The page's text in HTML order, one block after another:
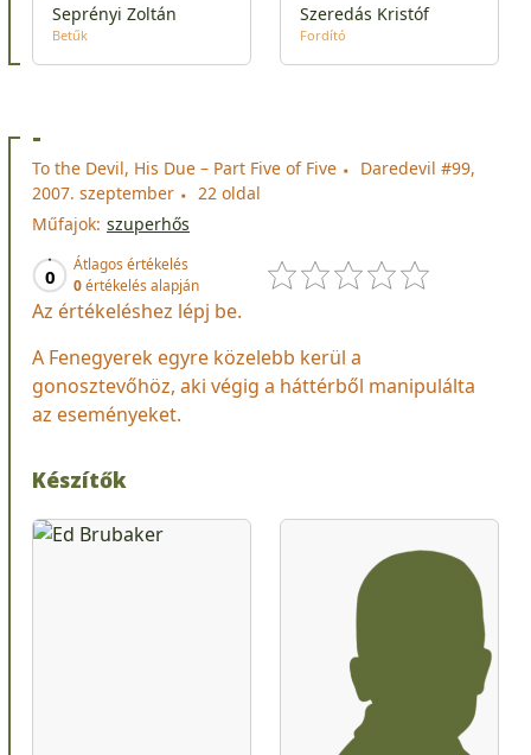
Seprényi Zoltán
Betűk
Szeredás Kristóf
Fordító
-
To the Devil, His Due – Part Five of Five
Daredevil #99,
2007. szeptember
22 oldal
Műfajok: szuperhős
0
Átlagos értékelés
0értékelés alapján
Az értékeléshez lépj be.
A Fenegyerek egyre közelebb kerül a
gonosztevőhöz, aki végig a háttérből manipulálta
az eseményeket.
Készítők